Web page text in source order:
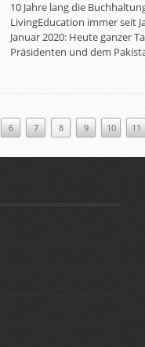
10 Jahre lang die
LivingEducation immer seit
Januar 2020: Heute ganzer
Präsidenten und dem
6 7 8 9 10 11